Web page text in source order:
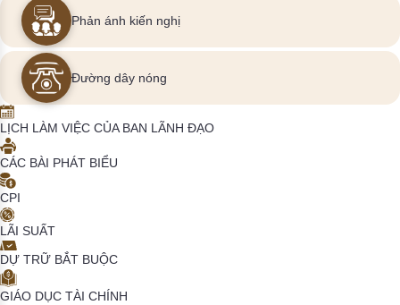
Phản ánh kiến nghị
Đường dây nóng
LỊCH LÀM VIỆC CỦA BAN LÃNH ĐẠO
CÁC BÀI PHÁT BIỂU
CPI
LÃI SUẤT
DỰ TRỮ BẮT BUỘC
GIÁO DỤC TÀI CHÍNH